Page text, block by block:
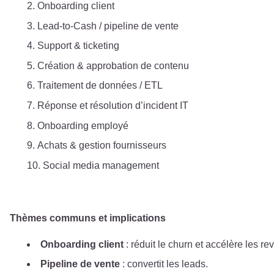
Onboarding client
Lead‑to‑Cash / pipeline de vente
Support & ticketing
Création & approbation de contenu
Traitement de données / ETL
Réponse et résolution d’incident IT
Onboarding employé
Achats & gestion fournisseurs
Social media management
Thèmes communs et implications
Onboarding client : réduit le churn et accélère les
Pipeline de vente : convertit les leads.